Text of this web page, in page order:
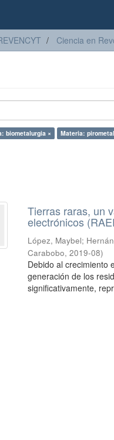
Ciencia en
biometalurgia × Materia:
Tierras raras, un
electrónicos
López, Maybel;
Carabobo,2019-08)
Debido al crecimiento
generación de los
significativamente,